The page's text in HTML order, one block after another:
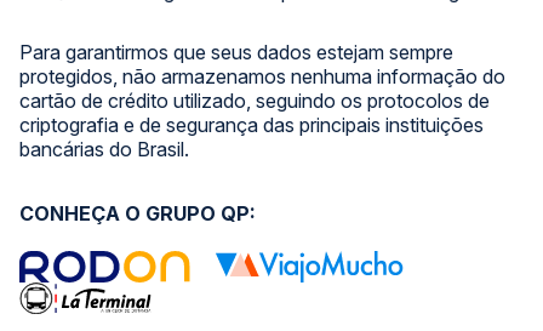
Para garantirmos que seus dados estejam sempre
protegidos, não armazenamos nenhuma informação do
cartão de crédito utilizado, seguindo os protocolos de
criptografia e de segurança das principais instituições
bancárias do Brasil.
CONHEÇA O GRUPO QP: